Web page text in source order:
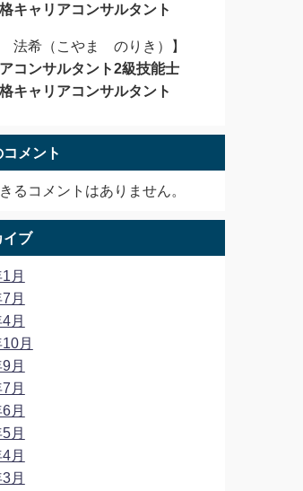
キャリアコンサルタント
法希（こやま のりき）】
コンサルタント2級技能士
キャリアコンサルタント
メント
るコメントはありません。
イブ
月
月
月
月
月
月
月
月
月
月